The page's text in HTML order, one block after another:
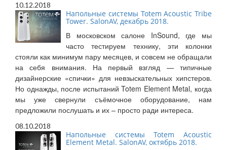
10.12.2018
Напольные системы Totem Acoustic Tribe
Tower. SalonAV, декабрь 2018.
В московском салоне InSound, где мы
часто тестируем технику, эти колонки
стояли как минимум пару месяцев, и совсем не обращали
на себя внимания. На первый взгляд — типичные
дизайнерские «спички» для невзыскательных хипстеров.
Но однажды, после испытаний Totem Element Metal, когда
мы уже свернули съёмочное оборудование, нам
предложили послушать и их – просто ради интереса.
08.10.2018
Напольные системы Totem Acoustic
Element Metal. SalonAV, октябрь 2018.